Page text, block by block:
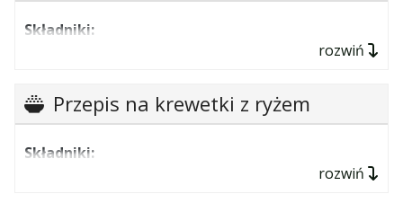
Składniki:
150 g fasolki szparagowej,
125 g jasnej
rozwiń
Przepis na krewetki z ryżem
Składniki:
rozwiń